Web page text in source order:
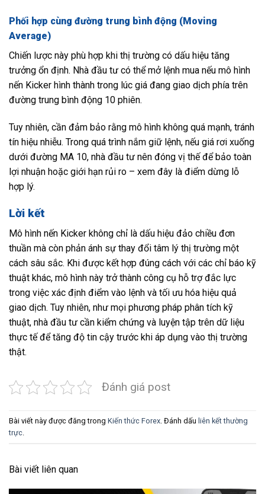
Phối hợp cùng đường trung bình động (Moving
Average)
Chiến lược này phù hợp khi thị trường có dấu hiệu tăng
trưởng ổn định. Nhà đầu tư có thể mở lệnh mua nếu mô hình
nến Kicker hình thành trong lúc giá đang giao dịch phía trên
đường trung bình động 10 phiên.
Tuy nhiên, cần đảm bảo rằng mô hình không quá mạnh, tránh
tín hiệu nhiễu. Trong quá trình nắm giữ lệnh, nếu giá rơi xuống
dưới đường MA 10, nhà đầu tư nên đóng vị thế để bảo toàn
lợi nhuận hoặc giới hạn rủi ro – xem đây là điểm dừng lỗ
hợp lý.
Lời kết
Mô hình nến Kicker không chỉ là dấu hiệu đảo chiều đơn
thuần mà còn phản ánh sự thay đổi tâm lý thị trường một
cách sâu sắc. Khi được kết hợp đúng cách với các chỉ báo kỹ
thuật khác, mô hình này trở thành công cụ hỗ trợ đắc lực
trong việc xác định điểm vào lệnh và tối ưu hóa hiệu quả
giao dịch. Tuy nhiên, như mọi phương pháp phân tích kỹ
thuật, nhà đầu tư cần kiểm chứng và luyện tập trên dữ liệu
thực tế để tăng độ tin cậy trước khi áp dụng vào thị trường
thật.
Đánh giá post
Bài viết này được đăng trong Kiến thức Forex . Đánh dấu liên kết thường
trực
Bài viết liên quan